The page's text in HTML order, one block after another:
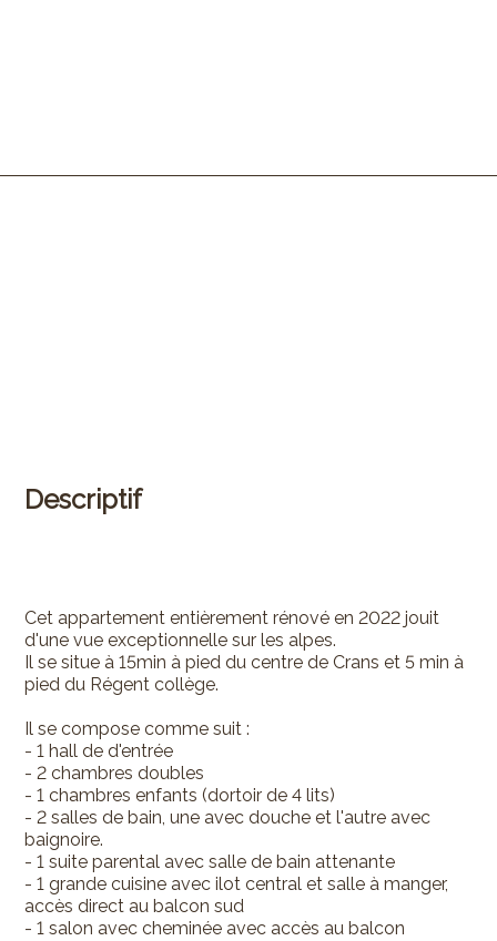
Descriptif
Cet appartement entièrement rénové en 2022 jouit
d'une vue exceptionnelle sur les alpes.
Il se situe à 15min à pied du centre de Crans et 5 min à
pied du Régent collège.
Il se compose comme suit :
- 1 hall de d'entrée
- 2 chambres doubles
- 1 chambres enfants (dortoir de 4 lits)
- 2 salles de bain, une avec douche et l'autre avec
baignoire.
- 1 suite parental avec salle de bain attenante
- 1 grande cuisine avec ilot central et salle à manger,
accès direct au balcon sud
- 1 salon avec cheminée avec accès au balcon